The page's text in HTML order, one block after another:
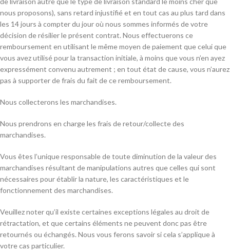
nous proposons), sans retard injustifié et en tout cas au plus tard dans
les 14 jours à compter du jour où nous sommes informés de votre
décision de résilier le présent contrat. Nous effectuerons ce
remboursement en utilisant le même moyen de paiement que celui que
vous avez utilisé pour la transaction initiale, à moins que vous n’en ayez
expressément convenu autrement ; en tout état de cause, vous n’aurez
pas à supporter de frais du fait de ce remboursement.
Nous collecterons les marchandises.
Nous prendrons en charge les frais de retour/collecte des
marchandises.
Vous êtes l’unique responsable de toute diminution de la valeur des
marchandises résultant de manipulations autres que celles qui sont
nécessaires pour établir la nature, les caractéristiques et le
fonctionnement des marchandises.
Veuillez noter qu’il existe certaines exceptions légales au droit de
rétractation, et que certains éléments ne peuvent donc pas être
retournés ou échangés. Nous vous ferons savoir si cela s’applique à
votre cas particulier.